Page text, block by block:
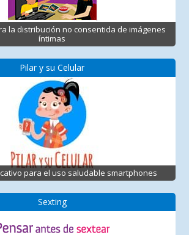
la distribución no consentida de imágenes
íntimas
Pilar y su Celular
para el uso saludable smartphones
Sexting